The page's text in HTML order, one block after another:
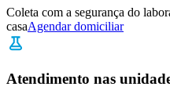
Coleta com a segurança do
casaAgendar domiciliar
Atendimento nas